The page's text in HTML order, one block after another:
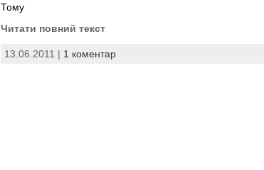
Тому
Читати повний текст
13.06.2011 | 1 коментар